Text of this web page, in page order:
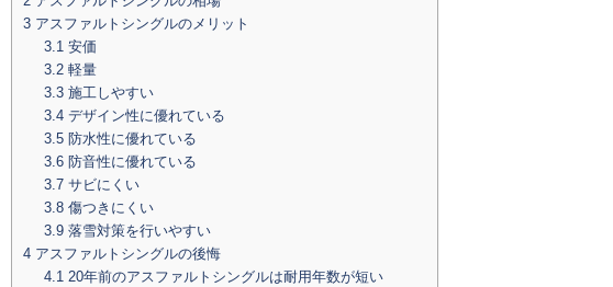
3アスファルトシングルのメリット
3.1 安価
3.2 軽量
3.3 施工しやすい
3.4 デザイン性に優れている
3.5 防水性に優れている
3.6 防音性に優れている
3.7 サビにくい
3.8 傷つきにくい
3.9 落雪対策を行いやすい
4アスファルトシングルの後悔
4.1 20年前のアスファルトシングルは耐用年数が短い